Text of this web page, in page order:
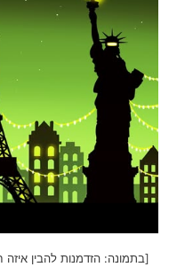
[בתמונה: הזדמנות להבין איזה